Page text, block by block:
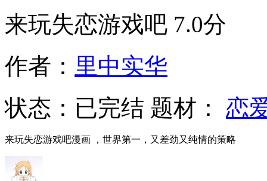
来玩失恋游戏吧 7.0分
作者： 里中实华
状态： 已完结 题材： 恋
来玩失恋游戏吧漫画 ，世界第一，又差劲又纯情的策略